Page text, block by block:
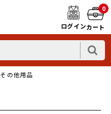
ログイン
0
カート
その他用品